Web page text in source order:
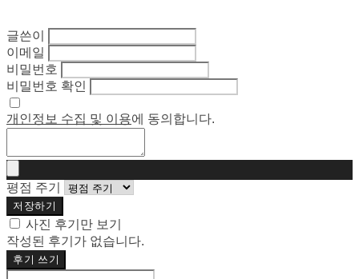
글쓴이
이메일
비밀번호
비밀번호 확인
개인정보 수집 및 이용에 동의합니다.
평점 주기
저장하기
사진 후기만 보기
작성된 후기가 없습니다.
후기 쓰기